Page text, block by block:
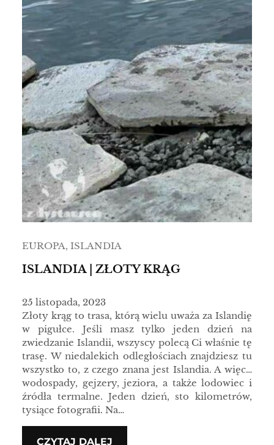
EUROPA, ISLANDIA
ISLANDIA | ZŁOTY KRĄG
25 listopada, 2023
Złoty krąg to trasa, którą wielu uważa za Islandię
w pigułce. Jeśli masz tylko jeden dzień na
zwiedzanie Islandii, wszyscy polecą Ci właśnie tę
trasę. W niedalekich odległościach znajdziesz tu
wszystko to, z czego znana jest Islandia. A więc…
wodospady, gejzery, jeziora, a także lodowiec i
źródła termalne. Jeden dzień, sto kilometrów,
tysiące fotografii. Na…
CZYTAJ DALEJ